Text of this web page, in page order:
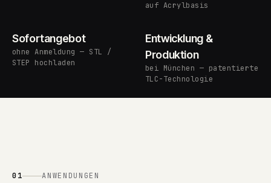
auf Acrylbasis
Sofortangebot
ohne Anmeldung — STL /
STEP hochladen
Entwicklung &
Produktion
bei München — patentierte
TLC-Technologie
01 ANWENDUNGEN